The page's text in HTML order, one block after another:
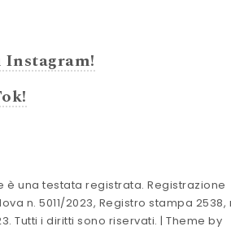
Instagram!
è una testata registrata. Registrazione
n. 5011/2023, Registro stampa 2538,
Tutti i diritti sono riservati. | Theme by